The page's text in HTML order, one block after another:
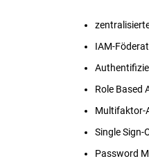
IAM-
Role Based
Multifaktor-
Single Sign-
Password